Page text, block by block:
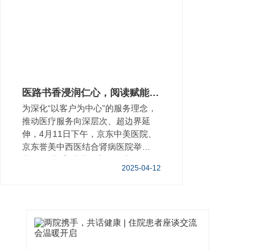
‌医路书香浸润仁心，阅读赋能医疗创新‌——我院举办“医路书香”读书分享会
为深化“以客户为中心”的服务理念，
推动医疗服务向深层次、超边界延
伸，4月11日下午，京东中美医院、
京东誉美中西医结合肾病医院举
2025-04-12